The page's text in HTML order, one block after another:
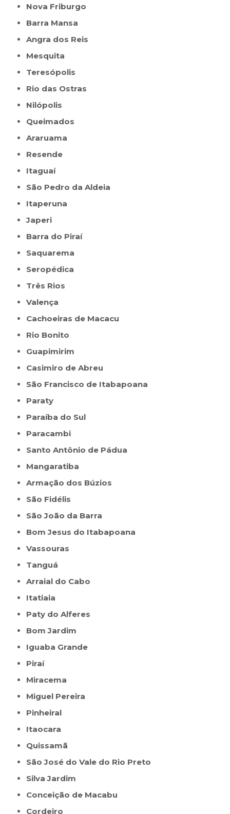
Nova Friburgo
Barra Mansa
Angra dos Reis
Mesquita
Teresópolis
Rio das Ostras
Nilópolis
Queimados
Araruama
Resende
Itaguaí
São Pedro da Aldeia
Itaperuna
Japeri
Barra do Piraí
Saquarema
Seropédica
Três Rios
Valença
Cachoeiras de Macacu
Rio Bonito
Guapimirim
Casimiro de Abreu
São Francisco de Itabapoana
Paraty
Paraíba do Sul
Paracambi
Santo Antônio de Pádua
Mangaratiba
Armação dos Búzios
São Fidélis
São João da Barra
Bom Jesus do Itabapoana
Vassouras
Tanguá
Arraial do Cabo
Itatiaia
Paty do Alferes
Bom Jardim
Iguaba Grande
Piraí
Miracema
Miguel Pereira
Pinheiral
Itaocara
Quissamã
São José do Vale do Rio Preto
Silva Jardim
Conceição de Macabu
Cordeiro